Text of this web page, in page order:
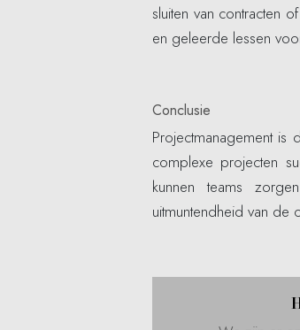
sluiten van contracten
en geleerde lessen
Conclusie
Projectmanagement
complexe projecten
kunnen teams
uitmuntendheid van de